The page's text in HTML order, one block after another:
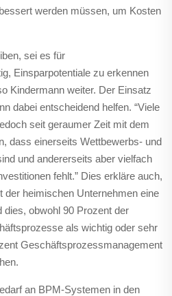
werden müssen, um Kosten
sei es für
Einsparpotentiale zu erkennen
Kindermann weiter. Der Einsatz
dabei entscheidend helfen. “Viele
seit geraumer Zeit mit dem
dass einerseits Wettbewerbs- und
und andererseits aber vielfach
fehlt.” Dies erkläre auch,
der heimischen Unternehmen eine
obwohl 90 Prozent der
als wichtig oder sehr
Geschäftsprozessmanagement
an BPM-Systemen in den